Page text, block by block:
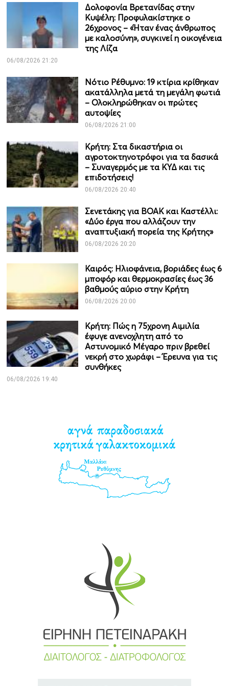
Δολοφονία Βρετανίδας στην
Κυψέλη: Προφυλακίστηκε ο
26χρονος – «Ήταν ένας άνθρωπος
με καλοσύνη», συγκινεί η οικογένεια
της Λίζα
06/08/2026 21:20
Νότιο Ρέθυμνο: 19 κτίρια κρίθηκαν
ακατάλληλα μετά τη μεγάλη φωτιά
– Ολοκληρώθηκαν οι πρώτες
αυτοψίες
06/08/2026 21:00
Κρήτη: Στα δικαστήρια οι
αγροτοκτηνοτρόφοι για τα δασικά
– Συναγερμός με τα ΚΥΔ και τις
επιδοτήσεις!
06/08/2026 20:40
Σενετάκης για ΒΟΑΚ και Καστέλλι:
«Δύο έργα που αλλάζουν την
αναπτυξιακή πορεία της Κρήτης»
06/08/2026 20:20
Καιρός: Ηλιοφάνεια, βοριάδες έως 6
μποφόρ και θερμοκρασίες έως 36
βαθμούς αύριο στην Κρήτη
06/08/2026 20:00
Κρήτη: Πώς η 75χρονη Αιμιλία
έφυγε ανενοχλητη από το
Αστυνομικό Μέγαρο πριν βρεθεί
νεκρή στο χωράφι – Έρευνα για τις
συνθήκες
06/08/2026 19:40